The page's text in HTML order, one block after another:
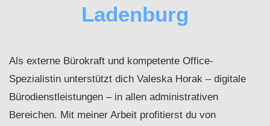
Ladenburg
Als externe Bürokraft und kompetente Office-
Spezialistin unterstützt dich Valeska Horak – digitale
Bürodienstleistungen – in allen administrativen
Bereichen. Mit meiner Arbeit profitierst du von